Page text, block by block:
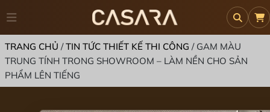
TRANG CHỦ /TIN TỨC THIẾT KẾ THI CÔNG / GAM MÀU
TRUNG TÍNH TRONG SHOWROOM – LÀM NỀN CHO SẢN
PHẨM LÊN TIẾNG